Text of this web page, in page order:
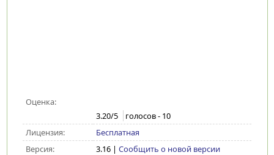
Оценка:
3.20/5 голосов - 10
Лицензия:
Бесплатная
Версия:
3.16| Сообщить о новой версии